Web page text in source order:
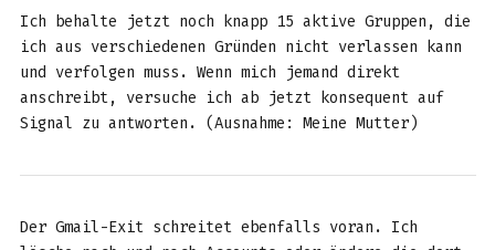
Ich behalte jetzt noch knapp 15 aktive Gruppen, die
ich aus verschiedenen Gründen nicht verlassen kann
und verfolgen muss. Wenn mich jemand direkt
anschreibt, versuche ich ab jetzt konsequent auf
Signal zu antworten. (Ausnahme: Meine Mutter)
Der Gmail-Exit schreitet ebenfalls voran. Ich